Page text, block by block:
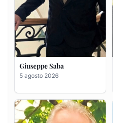
Giuseppe Deiana
5 agosto 2026